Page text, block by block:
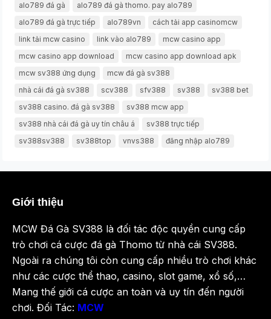
alo789 đá gà
alo789 đá gà thomo. pay alo789
alo789 đá gà trực tiếp
alo789vn
cách tải app casinomcw
link tải mcw casino
link vào alo789
mcw casino app
mcw casino app download
mcw casino app download apk
mcw sv388 ứng dụng
mcw đá gà sv388
nhà cái đá gà sv388
scv388 sfv388 sv388
sv388 bet
sv388 casino. đá gà sv388
sv388 mcw app
sv388 nhà cái đá gà uy tín châu á
sv388 trực tiếp
sv388sv388
sv388top vnvs388 đăng nhập alo789
Giới thiệu
MCW Đá Gà SV388 là đối tác độc quyền cung cấp
trò chơi cá cược đá gà Thomo từ nhà cái SV388.
Ngoài ra chúng tôi còn cung cấp nhiều trò chơi khác
như các cược thể thao, casino, slot game, xổ số,…
Mang thế giới cá cược an toàn và uy tín đến người
chơi. Đối Tác: MCW